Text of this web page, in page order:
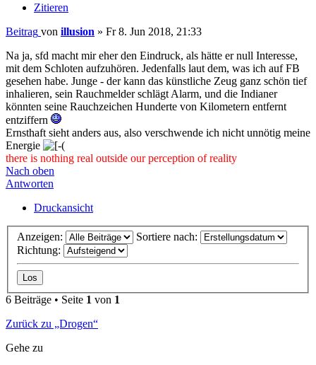
Zitieren
Beitrag von illusion » Fr 8. Jun 2018, 21:33
Na ja, sfd macht mir eher den Eindruck, als hätte er null Interesse,
mit dem Schloten aufzuhören. Jedenfalls laut dem, was ich auf FB
gesehen habe. Junge - der kann das künstliche Zeug ganz schön tief
inhalieren, sein Rauchmelder schlägt Alarm, und die Indianer
könnten seine Rauchzeichen Hunderte von Kilometern entfernt
entziffern
Ernsthaft sieht anders aus, also verschwende ich nicht unnötig meine
Energie
there is nothing real outside our perception of reality
Nach oben
Antworten
Druckansicht
Anzeigen:
Sortiere nach:
Richtung:
6 Beiträge • Seite 1 von 1
Zurück zu „Drogen“
Gehe zu